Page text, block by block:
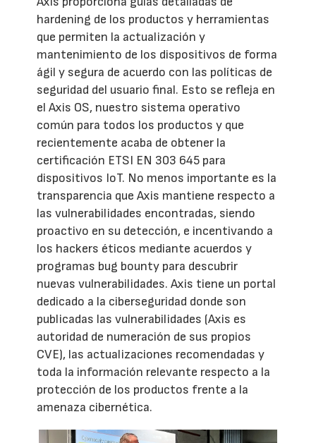
hardening de los productos y herramientas
que permiten la actualización y
mantenimiento de los dispositivos de forma
ágil y segura de acuerdo con las políticas de
seguridad del usuario final. Esto se refleja en
el Axis OS, nuestro sistema operativo
común para todos los productos y que
recientemente acaba de obtener la
certificación ETSI EN 303 645 para
dispositivos IoT. No menos importante es la
transparencia que Axis mantiene respecto a
las vulnerabilidades encontradas, siendo
proactivo en su detección, e incentivando a
los hackers éticos mediante acuerdos y
programas bug bounty para descubrir
nuevas vulnerabilidades. Axis tiene un portal
dedicado a la ciberseguridad donde son
publicadas las vulnerabilidades (Axis es
autoridad de numeración de sus propios
CVE), las actualizaciones recomendadas y
toda la información relevante respecto a la
protección de los productos frente a la
amenaza cibernética.